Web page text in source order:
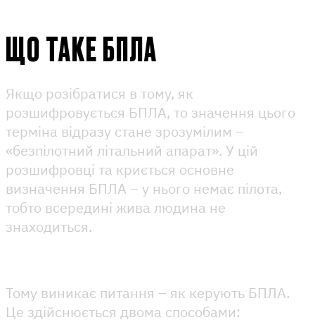
ЩО ТАКЕ БПЛА
Якщо розібратися в тому, як
розшифровується БПЛА, то значення цього
терміна відразу стане зрозумілим –
«безпілотний літальний апарат». У цій
розшифровці та криється основне
визначення БПЛА – у нього немає пілота,
тобто всередині жива людина не
знаходиться.
Тому виникає питання – як керують БПЛА.
Це здійснюється двома способами: